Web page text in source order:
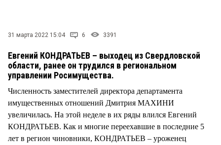
31 марта 2022 15:04 6 3391
Евгений КОНДРАТЬЕВ – выходец из Свердловской
области, ранее он трудился в региональном
управлении Росимущества.
Численность заместителей директора департамента
имущественных отношений Дмитрия МАХИНИ
увеличилась. На этой неделе в их ряды влился Евгений
КОНДРАТЬЕВ. Как и многие переехавшие в последние 5
лет в регион чиновники, КОНДРАТЬЕВ – уроженец